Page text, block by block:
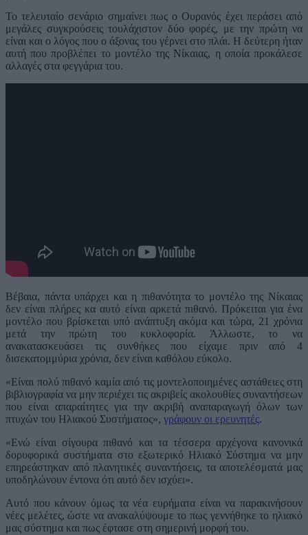
Το τελευταίο σενάριο σημαίνει πως ο Ουρανός έχει περάσει από
μεγάλες συγκρούσεις τουλάχιστον δύο φορές, με την πρώτη να
είναι και ο λόγος που ο άξονας του γέρνει στο πλάι. Η δεύτερη ήταν
αυτή που προβλέπει το μοντέλο της Νίκαιας, η οποία προκάλεσε
αλλαγές στα φεγγάρια του.
Βέβαια, πάντα υπάρχει και η πιθανότητα το μοντέλο της Νίκαιας
δεν είναι πλήρες κα αυτό είναι αρκετά πιθανό. Πρόκειται για ένα
μοντέλο που βρίσκεται υπό ανάπτυξη ακόμα και τώρα, 21 χρόνια
μετά την πρώτη του κυκλοφορία. Άλλωστε, το να
ανακατασκευάσει τις συνθήκες που είχαμε πριν από 4
δισεκατομμύρια χρόνια, δεν είναι καθόλου εύκολο.
«Είναι πολύ πιθανό καμία από τις μοντελοποιημένες αστάθειες στη
βιβλιογραφία να μην περιέχει τις ακριβείς ακολουθίες συναντήσεων
που είναι απαραίτητες για την ακριβή αναπαραγωγή όλων των
πτυχών του Ηλιακού Συστήματος», γράφουν οι ερευνητές.
«Ενώ είναι σίγουρα πιθανό και τα τέσσερα αρχέγονα κανονικά
δορυφορικά συστήματα στο εξωτερικό Ηλιακό Σύστημα να μην
επηρεάστηκαν από πλανητικές συναντήσεις, τα αποτελέσματά μας
υποδηλώνουν έντονα ότι αυτό δεν ισχύει».
Αυτό που κάνουν όμως τα νέα ευρήματα είναι να παρακινήσουν
νέες μελέτες, ώστε να ανακαλύψουμε το πως γεννήθηκε το ηλιακό
μας σύστημα και πως έφτασε στη σημερινή μορφή του.